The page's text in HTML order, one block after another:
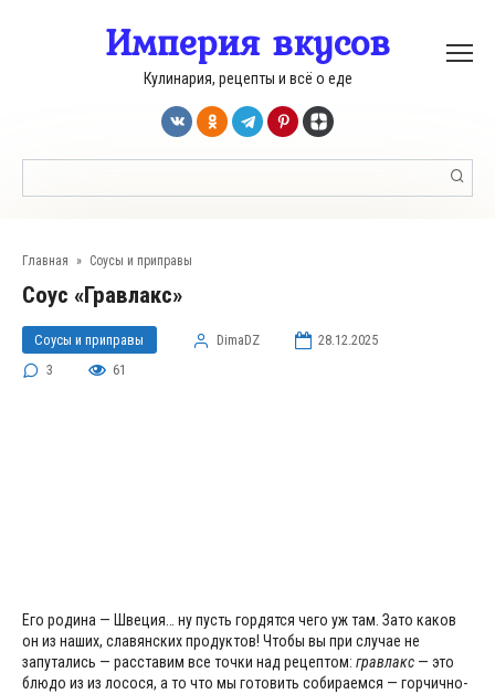
Империя вкусов
Кулинария, рецепты и всё о еде
Главная » Соусы и приправы
Соус «Гравлакс»
Соусы и приправы DimaDZ
28.12.2025
3
61
Его родина — Швеция… ну пусть гордятся чего уж там. Зато каков
он из наших, славянских продуктов! Чтобы вы при случае не
запутались — расставим все точки над рецептом: гравлакс — это
блюдо из из лосося, а то что мы готовить собираемся — горчично-